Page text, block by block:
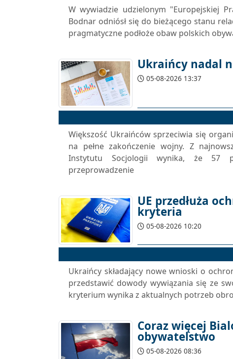
W wywiadzie udzielonym "Europejskiej
Bodnar odniósł się do bieżącego stanu
pragmatyczne podłoże obaw polskich
Ukraińcy nadal
05-08-2026 13:37
Większość Ukraińców sprzeciwia się
na pełne zakończenie wojny. Z
Instytutu Socjologii wynika, że 57
przeprowadzenie
UE przedłuża
kryteria
05-08-2026 10:20
Ukraińcy składający nowe wnioski o
przedstawić dowody wywiązania się ze
kryterium wynika z aktualnych potrzeb
Coraz więcej
obywatelstwo
05-08-2026 08:36